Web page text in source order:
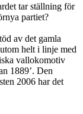
tar ställning för
partiet?
av det gamla
helt i linje med
vallokomotiv
1889’. Den
2006 har det